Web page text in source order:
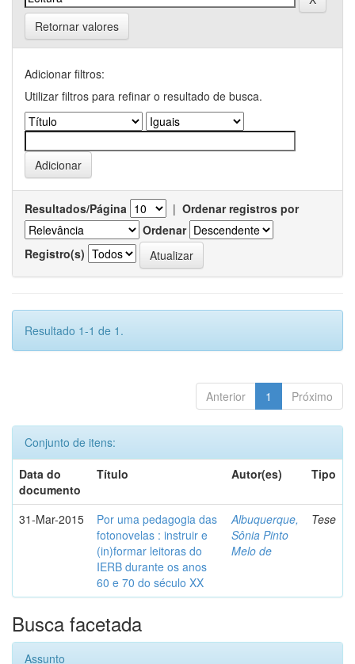
Retornar valores
Adicionar filtros:
Utilizar filtros para refinar o resultado de busca.
Resultados/Página | Ordenar registros por
Ordenar
Registro(s)
Resultado 1-1 de 1.
Anterior 1 Próximo
Conjunto de itens:
Data do
documento
Título Autor(es) Tipo
31-Mar-2015
Por uma pedagogia das
fotonovelas : instruir e
(in)formar leitoras do
IERB durante os anos
60 e 70 do século XX
Albuquerque,
Sônia Pinto
Melo de
Tese
Busca facetada
Assunto